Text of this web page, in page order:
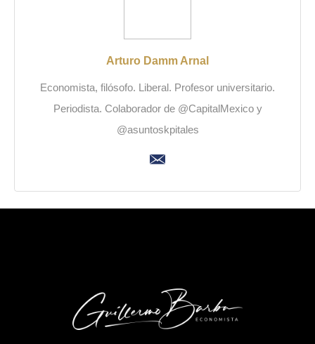
Arturo Damm Arnal
Economista, filósofo. Liberal. Profesor universitario.
Periodista. Colaborador de @CapitalMexico y
@asuntoskpitales